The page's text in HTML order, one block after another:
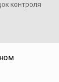
контроля